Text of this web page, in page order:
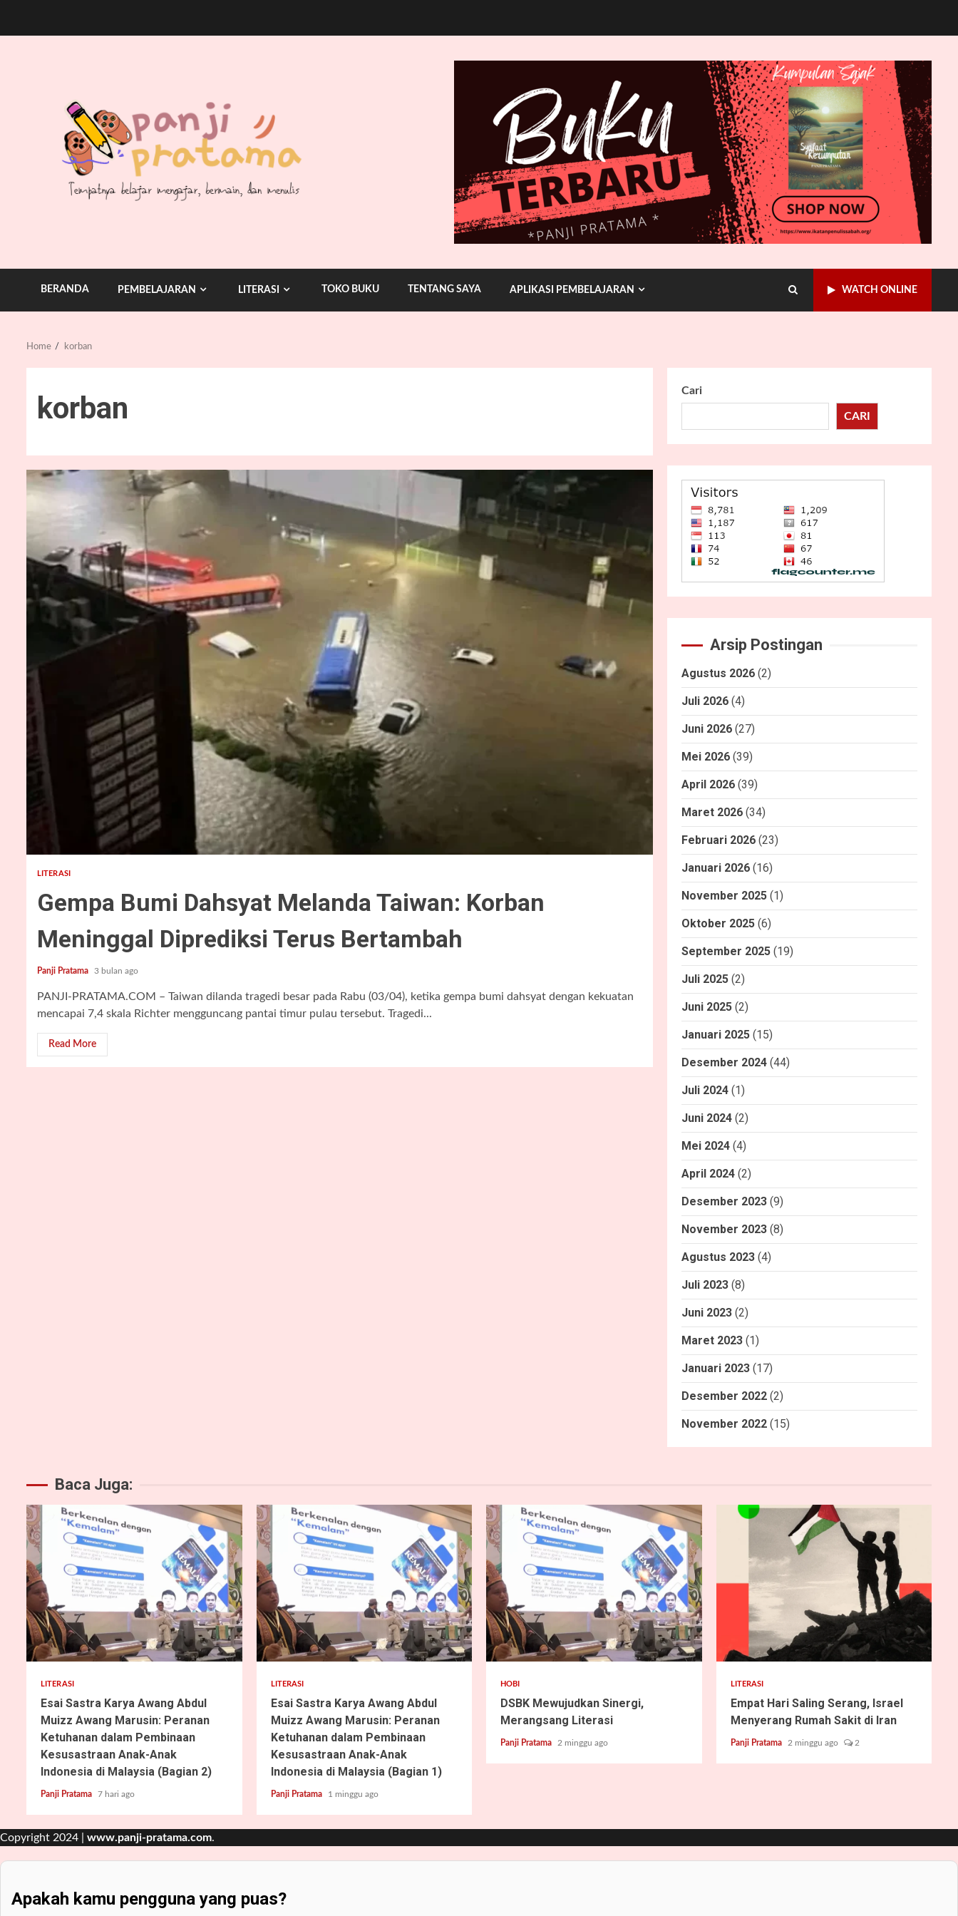
BERANDA PEMBELAJARAN LITERASI TOKO BUKU TENTANG SAYA APLIKASI PEMBELAJARAN WATCH ONLINE
Home korban
korban
LITERASI
Gempa Bumi Dahsyat Melanda Taiwan: Korban
Meninggal Diprediksi Terus Bertambah
Panji Pratama 3 bulan ago
PANJI-PRATAMA.COM – Taiwan dilanda tragedi besar pada Rabu (03/04), ketika gempa bumi dahsyat dengan kekuatan
mencapai 7,4 skala Richter mengguncang pantai timur pulau tersebut. Tragedi...
Read More
Cari
CARI
Arsip Postingan
Agustus 2026 (2)
Juli 2026 (4)
Juni 2026 (27)
Mei 2026 (39)
April 2026 (39)
Maret 2026 (34)
Februari 2026 (23)
Januari 2026 (16)
November 2025 (1)
Oktober 2025 (6)
September 2025 (19)
Juli 2025 (2)
Juni 2025 (2)
Januari 2025 (15)
Desember 2024 (44)
Juli 2024 (1)
Juni 2024 (2)
Mei 2024 (4)
April 2024 (2)
Desember 2023 (9)
November 2023 (8)
Agustus 2023 (4)
Juli 2023 (8)
Juni 2023 (2)
Maret 2023 (1)
Januari 2023 (17)
Desember 2022 (2)
November 2022 (15)
Baca Juga:
5 min read
LITERASI
Esai Sastra Karya Awang Abdul
Muizz Awang Marusin: Peranan
Ketuhanan dalam Pembinaan
Kesusastraan Anak-Anak
Indonesia di Malaysia (Bagian 2)
Panji Pratama 7 hari ago
4 min read
LITERASI
Esai Sastra Karya Awang Abdul
Muizz Awang Marusin: Peranan
Ketuhanan dalam Pembinaan
Kesusastraan Anak-Anak
Indonesia di Malaysia (Bagian 1)
Panji Pratama 1 minggu ago
2 min read
HOBI
DSBK Mewujudkan Sinergi,
Merangsang Literasi
Panji Pratama 2 minggu ago
LITERASI
Empat Hari Saling Serang, Israel
Menyerang Rumah Sakit di Iran
Panji Pratama 2 minggu ago 2
Copyright 2024 | www.panji-pratama.com.
Apakah kamu pengguna yang puas?